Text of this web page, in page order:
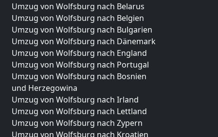
Umzug von Wolfsburg nach Belarus
Umzug von Wolfsburg nach Belgien
Umzug von Wolfsburg nach Bulgarien
Umzug von Wolfsburg nach Dänemark
Umzug von Wolfsburg nach England
Umzug von Wolfsburg nach Portugal
Umzug von Wolfsburg nach Bosnien
und Herzegowina
Umzug von Wolfsburg nach Irland
Umzug von Wolfsburg nach Lettland
Umzug von Wolfsburg nach Zypern
Umzug von Wolfsburg nach Kroatien